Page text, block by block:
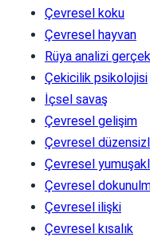
Çevresel koku
Çevresel hayvan
Rüya analizi
Çekicilik psikolojisi
İçsel savaş
Çevresel gelişim
Çevresel
Çevresel
Çevresel
Çevresel ilişki
Çevresel kısalık